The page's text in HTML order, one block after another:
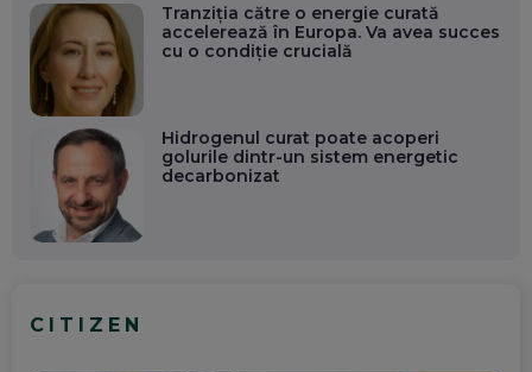
Tranziția către o energie curată
accelerează în Europa. Va avea succes
cu o condiție crucială
Hidrogenul curat poate acoperi
golurile dintr-un sistem energetic
decarbonizat
CITIZEN